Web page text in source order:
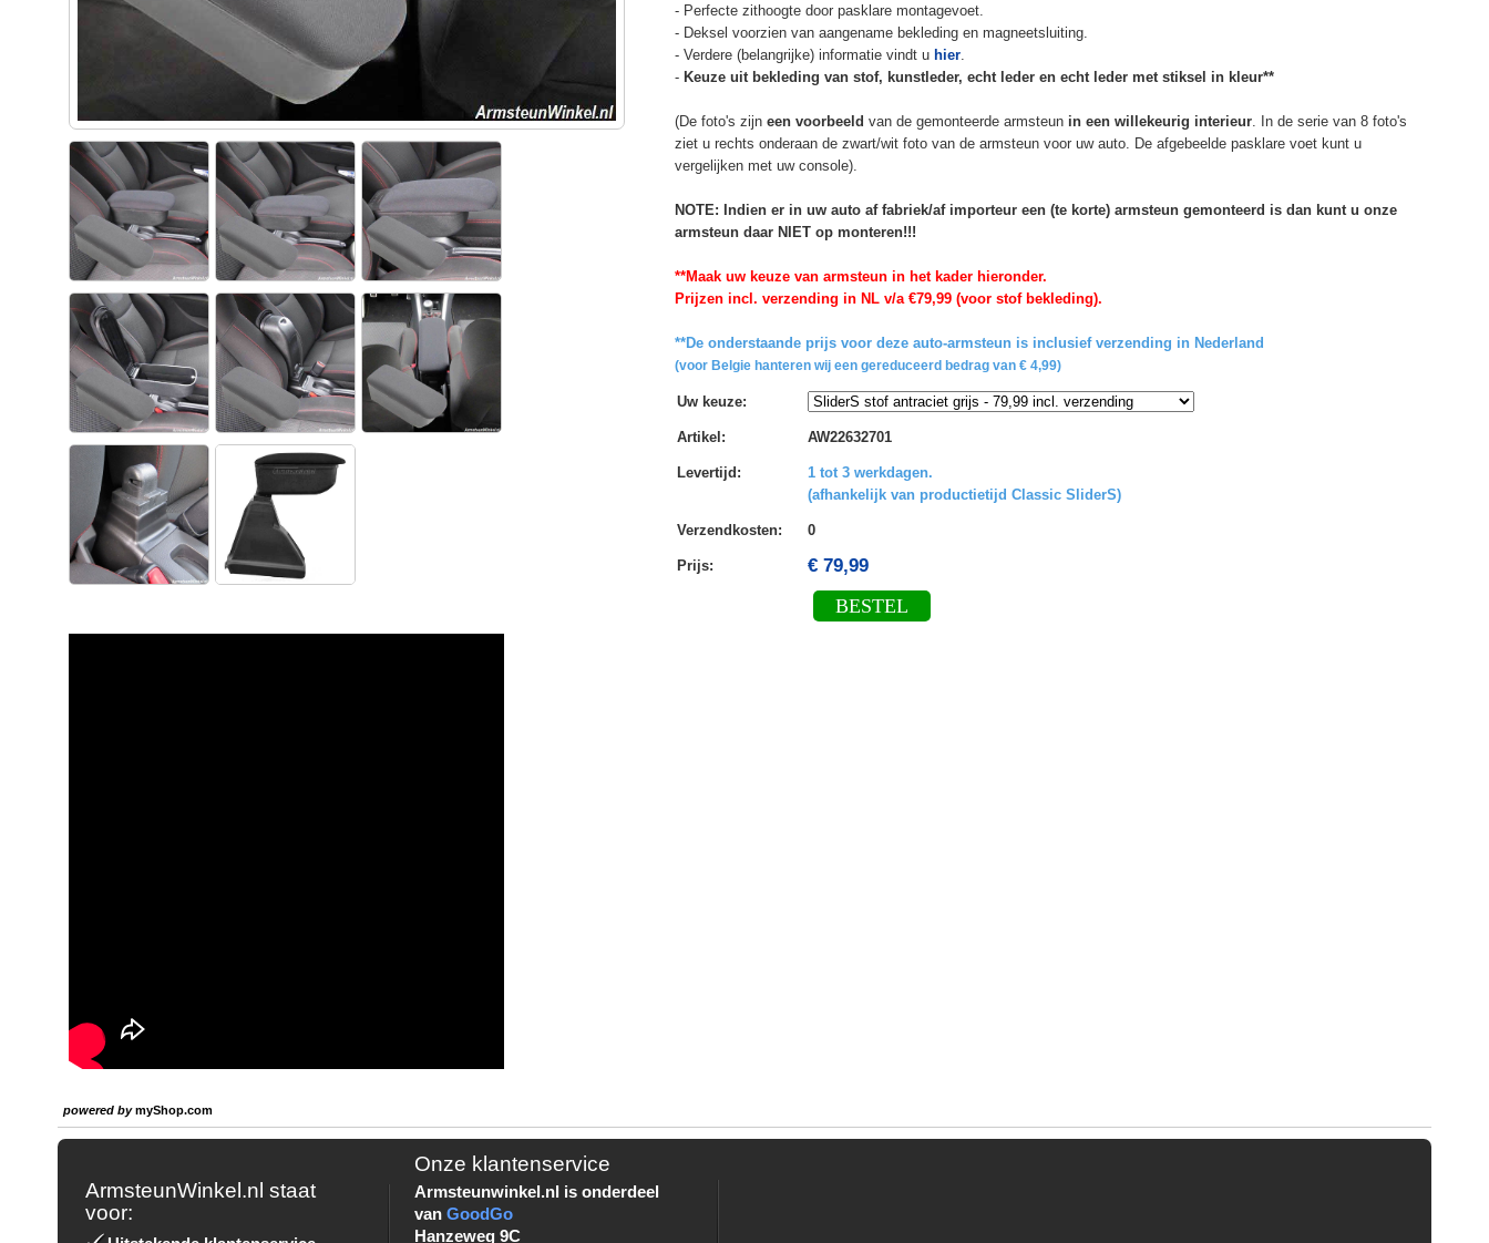
- Perfecte zithoogte door pasklare montagevoet.
- Deksel voorzien van aangename bekleding en magneetsluiting.
- Verdere (belangrijke) informatie vindt u hier.
- Keuze uit bekleding van stof, kunstleder, echt leder en echt leder met stiksel in kleur**
(De foto's zijn een voorbeeld van de gemonteerde armsteun in een willekeurig interieur. In de serie van 8 foto's
ziet u rechts onderaan de zwart/wit foto van de armsteun voor uw auto. De afgebeelde pasklare voet kunt u
vergelijken met uw console).
NOTE: Indien er in uw auto af fabriek/af importeur een (te korte) armsteun gemonteerd is dan kunt u onze
armsteun daar NIET op monteren!!!
**Maak uw keuze van armsteun in het kader hieronder.
Prijzen incl. verzending in NL v/a €79,99 (voor stof bekleding).
**De onderstaande prijs voor deze auto-armsteun is inclusief verzending in Nederland
(voor Belgie hanteren wij een gereduceerd bedrag van € 4,99)
Uw keuze:
Artikel : AW22632701
Levertijd :
1 tot 3 werkdagen.
(afhankelijk van productietijd Classic SliderS)
Verzendkosten: 0
Prijs: € 79,99
BESTEL
powered bymyShop.com
ArmsteunWinkel.nl staat
voor:
Onze klantenservice
Armsteunwinkel.nl is onderdeel
vanGoodGo
Hanzeweg 9C